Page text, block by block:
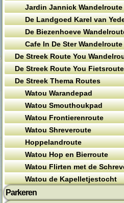
Jardin Jannick Wandelroute
De Landgoed Karel van
De Biezenhoeve
Cafe In De Ster Wandelroute
De Streek Route You
De Streek Route You
De Streek Thema Routes
Watou Warandepad
Watou Smouthoukpad
Watou Frontierenroute
Watou Shreveroute
Hoppelandroute
Watou Hop en Bierroute
Watou Flirten met de
Watou de Kapelletjestocht
Parkeren